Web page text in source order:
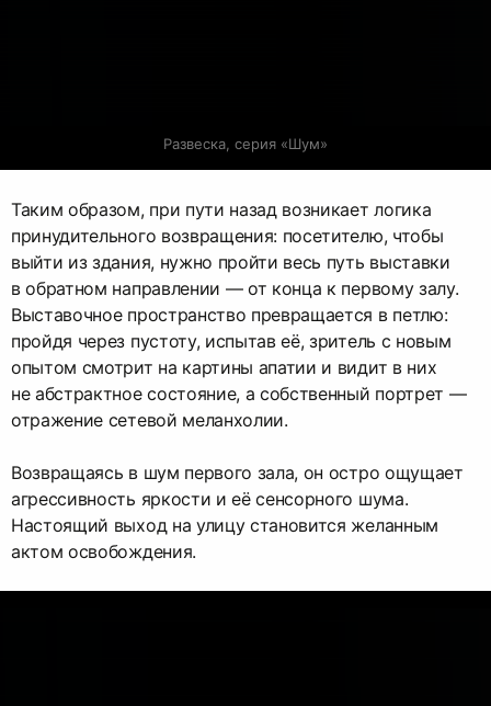
Развеска, серия «Шум»
Таким образом, при пути назад возникает логика
принудительного возвращения: посетителю, чтобы
выйти из здания, нужно пройти весь путь выставки
в обратном направлении — от конца к первому залу.
Выставочное пространство превращается в петлю:
пройдя через пустоту, испытав её, зритель с новым
опытом смотрит на картины апатии и видит в них
не абстрактное состояние, а собственный портрет —
отражение сетевой меланхолии.
Возвращаясь в шум первого зала, он остро ощущает
агрессивность яркости и её сенсорного шума.
Настоящий выход на улицу становится желанным
актом освобождения.